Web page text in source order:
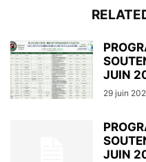
JUIN
29 juin
JUIN